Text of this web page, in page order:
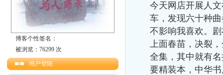
博客个性签名：
被浏览：76299 次
用户登陆
今天网店开展人
车，发现六十种
不影响我喜欢。
上面春苗，决裂
全集，其中就有
要精装本，中华